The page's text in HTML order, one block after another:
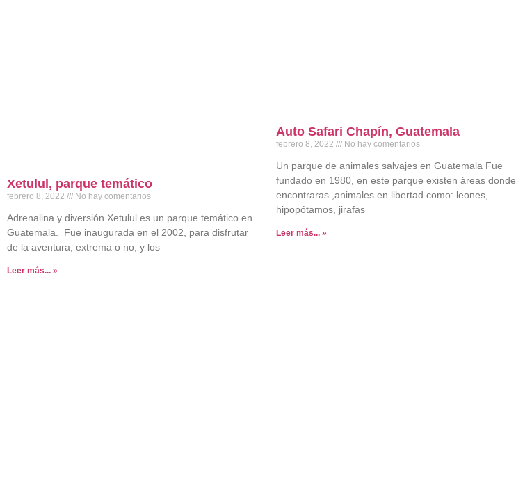
Xetulul, parque temático
febrero 8, 2022 No hay comentarios
Adrenalina y diversión Xetulul es un parque temático en
Guatemala. Fue inaugurada en el 2002, para disfrutar
de la aventura, extrema o no, y los
Leer más... »
Auto Safari Chapín, Guatemala
febrero 8, 2022 No hay comentarios
Un parque de animales salvajes en Guatemala Fue
fundado en 1980, en este parque existen áreas donde
encontraras ,animales en libertad como: leones,
hipopótamos, jirafas
Leer más... »